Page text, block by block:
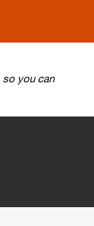
so you can